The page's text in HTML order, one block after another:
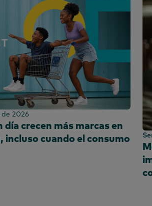
2026
día crecen más marcas en
cuando el consumo